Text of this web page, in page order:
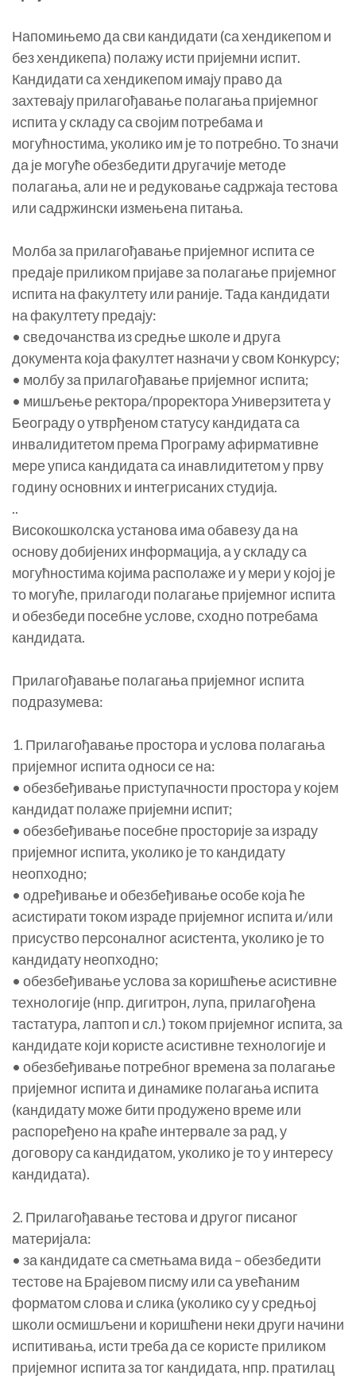
Напомињемо да сви кандидати (са хендикепом и
без хендикепа) полажу исти пријемни испит.
Кандидати са хендикепом имају право да
захтевају прилагођавање полагања пријемног
испита у складу са својим потребама и
могућностима, уколико им је то потребно. То значи
да је могуће обезбедити другачије методе
полагања, али не и редуковање садржаја тестова
или садржински измењена питања.
Молба за прилагођавање пријемног испита се
предаје приликом пријаве за полагање пријемног
испита на факултету или раније. Тада кандидати
на факултету предају:
• сведочанства из средње школе и друга
документа која факултет назначи у свом Конкурсу;
• молбу за прилагођавање пријемног испита;
• мишљење ректора/проректора Универзитета у
Београду о утврђеном статусу кандидата са
инвалидитетом према Програму афирмативне
мере уписа кандидата са инавлидитетом у прву
годину основних и интегрисаних студија.
..
Високошколска установа има обавезу да на
основу добијених информација, а у складу са
могућностима којима располаже и у мери у којој је
то могуће, прилагоди полагање пријемног испита
и обезбеди посебне услове, сходно потребама
кандидата.
Прилагођавање полагања пријемног испита
подразумева:
1. Прилагођавање простора и услова полагања
пријемног испита односи се на:
• обезбеђивање приступачности простора у којем
кандидат полаже пријемни испит;
• обезбеђивање посебне просторије за израду
пријемног испита, уколико је то кандидату
неопходно;
• одређивање и обезбеђивање особе која ће
асистирати током израде пријемног испита и/или
присуство персоналног асистента, уколико је то
кандидату неопходно;
• обезбеђивање услова за коришћење асистивне
технологије (нпр. дигитрон, лупа, прилагођена
тастатура, лаптоп и сл.) током пријемног испита, за
кандидате који користе асистивне технологије и
• обезбеђивање потребног времена за полагање
пријемног испита и динамике полагања испита
(кандидату може бити продужено време или
распоређено на краће интервале за рад, у
договору са кандидатом, уколико је то у интересу
кандидата).
2. Прилагођавање тестова и другог писаног
материјала:
• за кандидате са сметњама вида – обезбедити
тестове на Брајевом писму или са увећаним
форматом слова и слика (уколико су у средњој
школи осмишљени и коришћени неки други начини
испитивања, исти треба да се користe приликом
пријемног испита за тог кандидата, нпр. пратилац